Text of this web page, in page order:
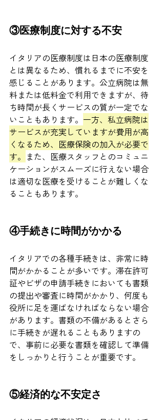
③医療制度に対する不安
イタリアの医療制度は日本の医療制度
とは異なるため、慣れるまでに不安を
感じることがあります。公立病院は無
料または低料金で利用できますが、待
ち時間が長くサービスの質が一定でな
いこともあります。 一方、私立病院は
サービスが充実していますが費用が高
くなるため、医療保険の加入が必要で
す。 また、医療スタッフとのコミュニ
ケーションがスムーズに行えない場合
は適切な医療を受けることが難しくな
ることもあります。
④手続きに時間がかかる
イタリアでの各種手続きは、非常に時
間がかかることが多いです。滞在許可
証やビザの申請手続きにおいても書類
の提出や審査に時間がかかり、何度も
役所に足を運ばなければならない場合
があります。書類の不備があるとさら
に手続きが遅れることもありますの
で、事前に必要な書類を確認して準備
をしっかりと行うことが重要です。
⑤経済的な不安定さ